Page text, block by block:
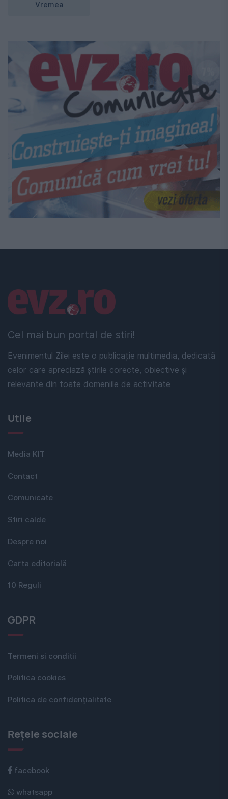
Vremea
Cel mai bun portal de stiri!
Evenimentul Zilei este o publicație multimedia, dedicată
celor care apreciază știrile corecte, obiective și
relevante din toate domeniile de activitate
Linkuri utile
Utile
Media KIT
Contact
Comunicate
Stiri calde
Despre noi
Carta editorială
10 Reguli
GDPR
Termeni si conditii
Politica cookies
Politica de confidențialitate
Rețele sociale
facebook
whatsapp